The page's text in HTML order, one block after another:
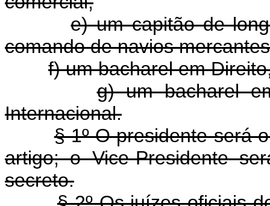
e) um capitão de
comando de navios
f) um bacharel em
g) um bacharel
Internacional.
§ 1º O presidente será
artigo; o Vice-Presidente
secreto.